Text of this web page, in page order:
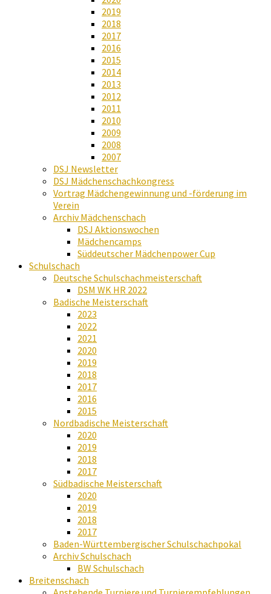
2019
2018
2017
2016
2015
2014
2013
2012
2011
2010
2009
2008
2007
DSJ Newsletter
DSJ Mädchenschachkongress
Vortrag Mädchengewinnung und -förderung im
Verein
Archiv Mädchenschach
DSJ Aktionswochen
Mädchencamps
Süddeutscher Mädchenpower Cup
Schulschach
Deutsche Schulschachmeisterschaft
DSM WK HR 2022
Badische Meisterschaft
2023
2022
2021
2020
2019
2018
2017
2016
2015
Nordbadische Meisterschaft
2020
2019
2018
2017
Südbadische Meisterschaft
2020
2019
2018
2017
Baden-Württembergischer Schulschachpokal
Archiv Schulschach
BW Schulschach
Breitenschach